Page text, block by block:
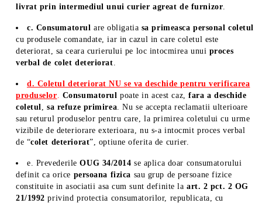
livrat prin intermediul unui curier agreat de furnizor.
c. Consumatorul are obligatia sa primeasca personal coletul
cu produsele comandate, iar in cazul in care coletul este
deteriorat, sa ceara curierului pe loc intocmirea unui proces
verbal de colet deteriorat.
d. Coletul deteriorat NU se va deschide pentru verificarea
produselor. Consumatorulpoate in acest caz,fara a deschide
coletul,sa refuze primirea. Nu se accepta reclamatii ulterioare
sau returul produselor pentru care, la primirea coletului cu urme
vizibile de deteriorare exterioara, nu s-a intocmit proces verbal
de “colet deteriorat”, optiune oferita de curier.
e. PrevederileOUG 34/2014 se aplica doar consumatorului
definit ca orice persoana fizica sau grup de persoane fizice
constituite in asociatii asa cum sunt definite la art. 2 pct. 2 OG
21/1992 privind protectia consumatorilor, republicata, cu